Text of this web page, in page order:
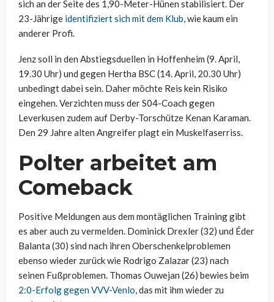
sich an der Seite des 1,90-Meter-Hünen stabilisiert. Der
23-Jährige identifiziert sich mit dem Klub, wie kaum ein
anderer Profi.
Jenz soll in den Abstiegsduellen in Hoffenheim (9. April,
19.30 Uhr) und gegen Hertha BSC (14. April, 20.30 Uhr)
unbedingt dabei sein. Daher möchte Reis kein Risiko
eingehen. Verzichten muss der S04-Coach gegen
Leverkusen zudem auf Derby-Torschütze Kenan Karaman.
Den 29 Jahre alten Angreifer plagt ein Muskelfaserriss.
Polter arbeitet am
Comeback
Positive Meldungen aus dem montäglichen Training gibt
es aber auch zu vermelden. Dominick Drexler (32) und Éder
Balanta (30) sind nach ihren Oberschenkelproblemen
ebenso wieder zurück wie Rodrigo Zalazar (23) nach
seinen Fußproblemen. Thomas Ouwejan (26) bewies beim
2:0-Erfolg gegen VVV-Venlo, das mit ihm wieder zu